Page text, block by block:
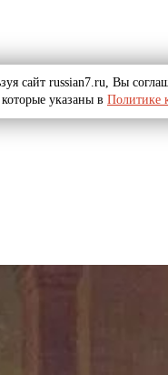
сайт russian7.ru, Вы
указаны в Политике